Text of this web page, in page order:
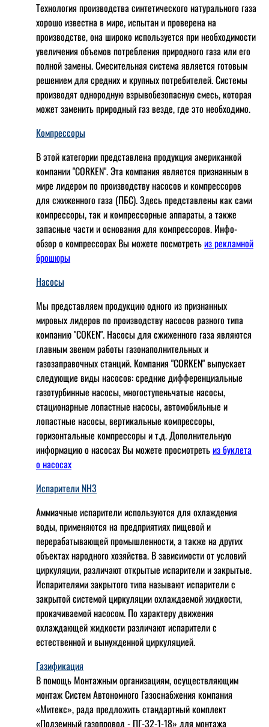
Технология производства синтетического натурального газа
хорошо известна в мире, испытан и проверена на
производстве, она широко используется при необходимости
увеличения объемов потребления природного газа или его
полной замены. Смесительная система является готовым
решением для средних и крупных потребителей. Системы
производят однородную взрывобезопасную смесь, которая
может заменить природный газ везде, где это необходимо.
Компрессоры
В этой категории представлена продукция американкой
компании "CORKEN". Эта компания является признанным в
мире лидером по производству насосов и компрессоров
для сжиженного газа (ПБС). Здесь представлены как сами
компрессоры, так и компрессорные аппараты, а также
запасные части и основания для компрессоров. Инфо-
обзор о компрессорах Вы можете посмотретьиз рекламной
брошюры
Насосы
Мы представляем продукцию одного из признанных
мировых лидеров по производству насосов разного типа
компанию "COKEN". Насосы для сжиженного газа являются
главным звеном работы газонаполнительных и
газозаправочных станций. Компания "CORKEN" выпускает
следующие виды насосов: cредние дифференциальные
газотурбинные насосы, многоступеньчатые насосы,
стационарные лопастные насосы, автомобильные и
лопaстные насосы, вертикальные компрессоры,
горизонтальные компрессоры и т.д. Дополнительную
информацию о насосах Вы можете просмотретьиз буклета
о насосах
Испарители NH3
Аммиачные испарители используются для охлаждения
воды, применяются на предприятиях пищевой и
перерабатывающей промышленности, а также на других
объектах народного хозяйства. В зависимости от условий
циркуляции, различают открытые испарители и закрытые.
Испарителями закрытого типа называют испарители с
закрытой системой циркуляции охлаждаемой жидкости,
прокачиваемой насосом. По характеру движения
охлаждающей жидкости различают испарители с
естественной и вынужденной циркуляцией.
Газификация
В помощь Монтажным организациям, осуществляющим
монтаж Систем Автономного Газоснабжения компания
«Митекс», рада предложить стандартный комплект
«Подземный газопровод - ПГ-32-1-18» для монтажа